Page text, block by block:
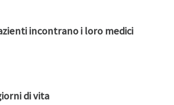
incontrano i loro medici
di vita